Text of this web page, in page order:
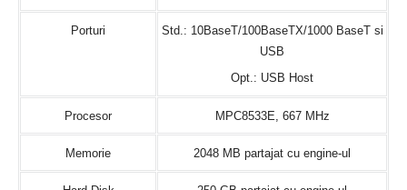
Porturi
Std.: 10BaseT/100BaseTX/1000 BaseT si
USB
Opt.: USB Host
Procesor MPC8533E, 667 MHz
Memorie 2048 MB partajat cu engine-ul